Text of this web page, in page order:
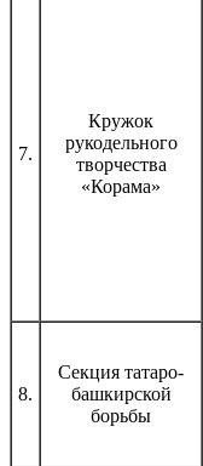
7.
Кружок
рукодельного
творчества
«Корама»
8.
Секция татаро-
башкирской
борьбы